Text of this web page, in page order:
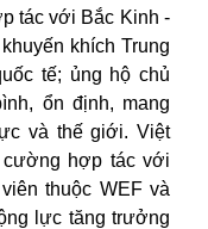
tác với Bắc Kinh -
khích Trung
tế; ủng hộ chủ
ổn định, mang
và thế giới. Việt
cường hợp tác với
thuộc WEF và
lực tăng trưởng